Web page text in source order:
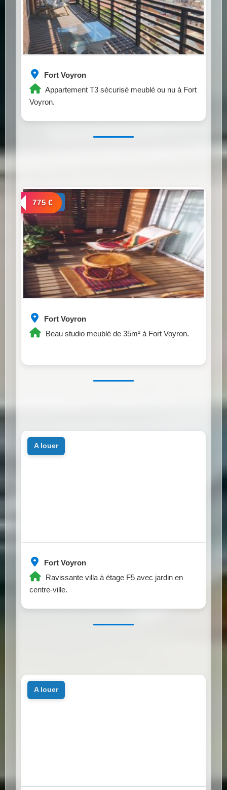
Fort Voyron
Appartement T3 sécurisé meublé ou nu à Fort
Voyron.
Fort Voyron
Beau studio meublé de 35m² à Fort Voyron.
a louer
775 €
Fort Voyron
Ravissante villa à étage F5 avec jardin en
centre-ville.
a louer
a louer